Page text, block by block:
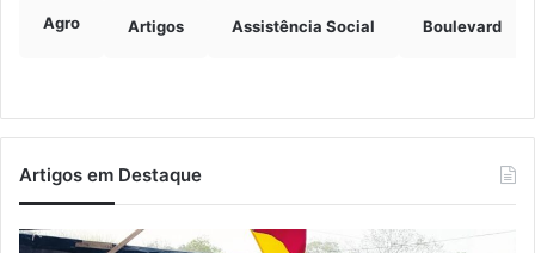
Agro Artigos Assistência Social Boulevard
Artigos em Destaque
Lançamento